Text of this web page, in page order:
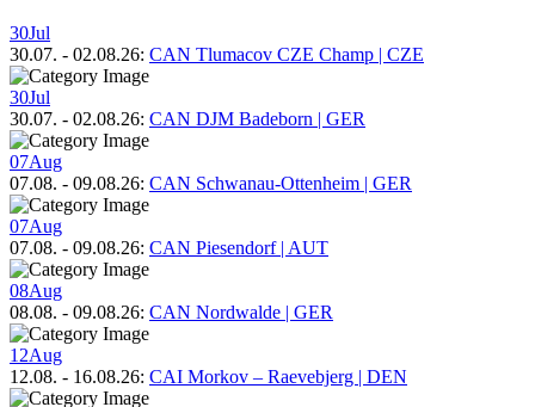
30Jul
30.07. - 02.08.26: CAN Tlumacov CZE Champ | CZE
30Jul
30.07. - 02.08.26: CAN DJM Badeborn | GER
07Aug
07.08. - 09.08.26: CAN Schwanau-Ottenheim | GER
07Aug
07.08. - 09.08.26: CAN Piesendorf | AUT
08Aug
08.08. - 09.08.26: CAN Nordwalde | GER
12Aug
12.08. - 16.08.26: CAI Morkov – Raevebjerg | DEN